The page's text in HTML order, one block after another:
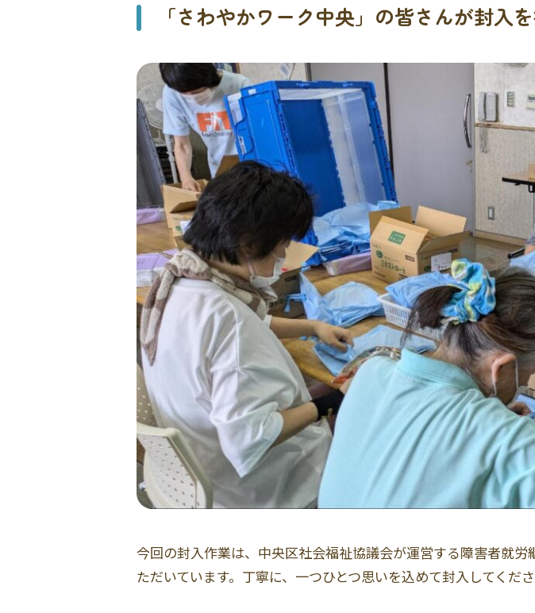
「さわやかワーク中央」の皆さんが封入
今回の封入作業は、中央区社会福祉協議会が運営する障害者就
ただいています。丁寧に、一つひとつ思いを込めて封入してくだ